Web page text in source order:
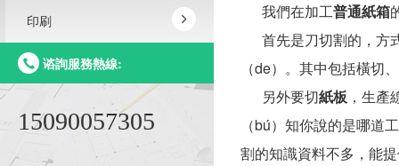
印刷
谘詢服務熱線:
15090057305
我們在加工普通紙箱
首先是刀切割的，方
（de）。其中包括橫切
另外要切紙板 ，生
（bú）知你說的是哪
割的知識資料不多，能